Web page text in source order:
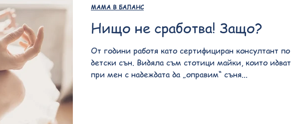
Нищо не сработва! Защо?
От години работя като сертифициран консултант по
детски сън. Видяла съм стотици майки, които идват
при мен с надеждата да „оправим“ съня...
МАМА В БАЛАНС